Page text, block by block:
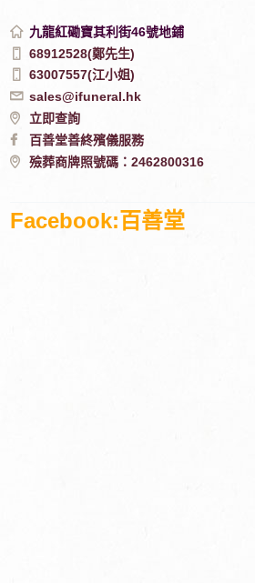
九龍紅磡寶其利街46號地鋪
68912528(鄭先生)
63007557(江小姐)
sales@ifuneral.hk
立即查詢
百善堂善終殯儀服務
殮葬商牌照號碼：2462800316
Facebook:百善堂